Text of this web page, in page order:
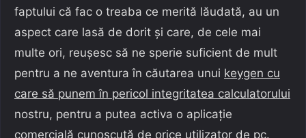
faptului că fac o treaba ce merită lăudată, au un
aspect care lasă de dorit și care, de cele mai
multe ori, reușesc să ne sperie suficient de mult
pentru a ne aventura în căutarea unui keygen cu
care să punem în pericol integritatea calculatorului
nostru, pentru a putea activa o aplicație
comercială cunoscută de orice utilizator de pc.